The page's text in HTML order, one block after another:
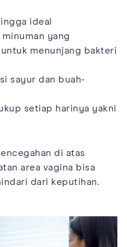
ideal
minuman yang
menunjang bakteri
sayur dan buah-
setiap harinya yakni
di atas
area vagina bisa
dari keputihan.